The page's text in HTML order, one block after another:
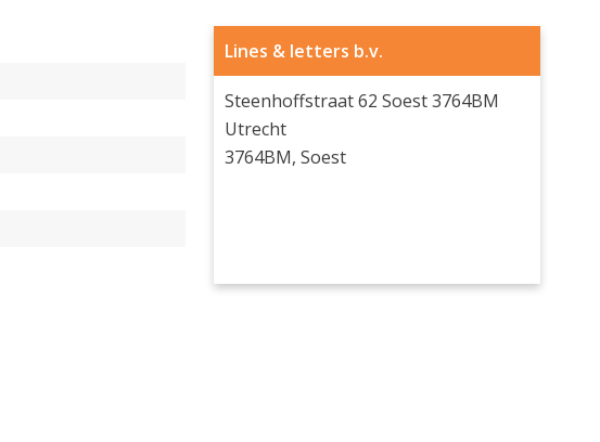
Lines & letters b.v.
Steenhoffstraat 62 Soest 3764BM
Utrecht
3764BM, Soest